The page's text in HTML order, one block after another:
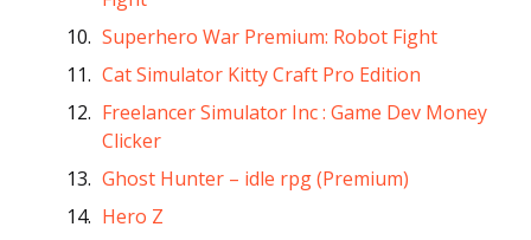
Superhero War Premium: Robot Fight
Cat Simulator Kitty Craft Pro Edition
Freelancer Simulator Inc : Game Dev Money
Clicker
Ghost Hunter – idle rpg (Premium)
Hero Z